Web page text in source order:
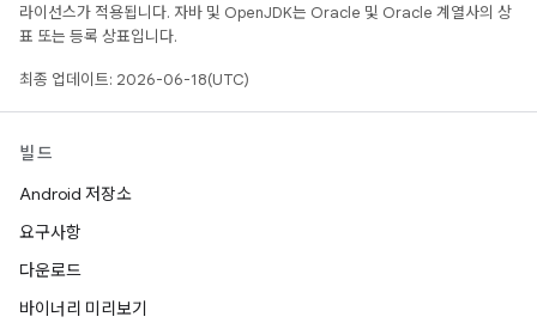
라이선스가 적용됩니다. 자바 및 OpenJDK는 Oracle 및 Oracle 계열사의 상
표 또는 등록 상표입니다.
최종 업데이트: 2026-06-18(UTC)
빌드
Android 저장소
요구사항
다운로드
바이너리 미리보기